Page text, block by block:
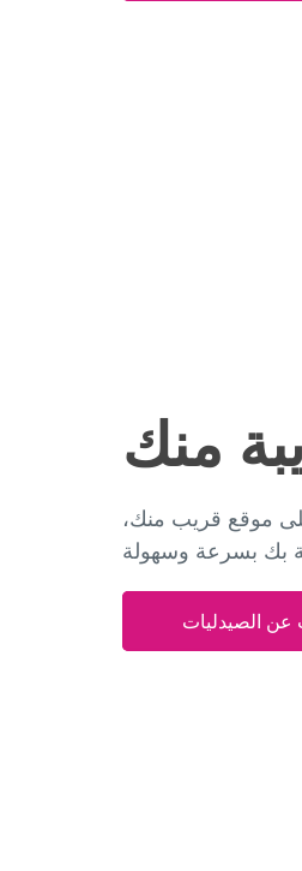
منك
موقع قريب منك،
عن الصيدليات